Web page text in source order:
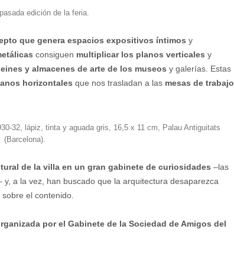
edición de la feria.
que genera espacios expositivos íntimos y
consiguen multiplicar los planos verticales y
y almacenes de arte de los museos y galerías. Estas
horizontales que nos trasladan a las mesas de trabajo
32, lápiz, tinta y aguada gris, 16,5 x 11 cm, Palau Antiguitats
(Barcelona).
de la villa en un gran gabinete de curiosidades –las
a la vez, han buscado que la arquitectura desaparezca
el contenido.
por el Gabinete de la Sociedad de Amigos del